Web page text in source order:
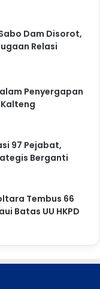
Dam Disorot,
Relasi
Penyergapan
97 Pejabat,
Berganti
Tembus 66
Batas UU HKPD